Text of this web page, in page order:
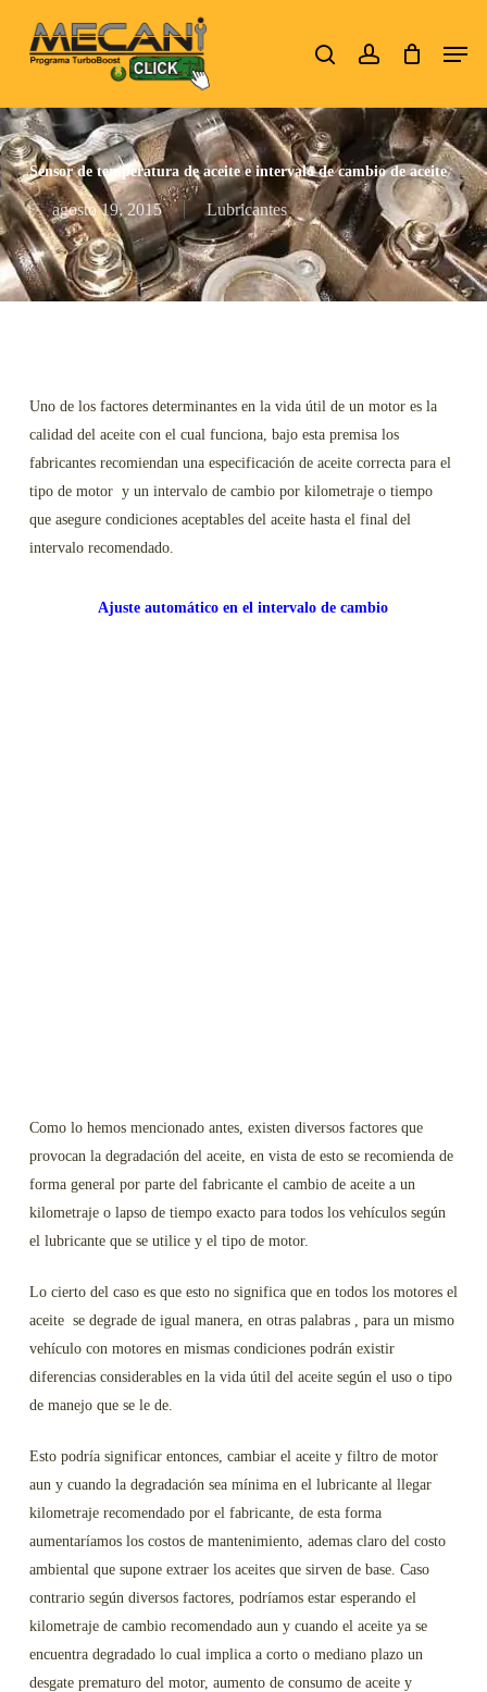
search account Menu
Sensor de temperatura de aceite e intervalo de cambio de aceite
agosto 19, 2015 Lubricantes
Uno de los factores determinantes en la vida útil de un motor es la
calidad del aceite con el cual funciona, bajo esta premisa los
fabricantes recomiendan una especificación de aceite correcta para el
tipo de motor y un intervalo de cambio por kilometraje o tiempo
que asegure condiciones aceptables del aceite hasta el final del
intervalo recomendado.
Ajuste automático en el intervalo de cambio
Como lo hemos mencionado antes, existen diversos factores que
provocan la degradación del aceite, en vista de esto se recomienda de
forma general por parte del fabricante el cambio de aceite a un
kilometraje o lapso de tiempo exacto para todos los vehículos según
el lubricante que se utilice y el tipo de motor.
Lo cierto del caso es que esto no significa que en todos los motores el
aceite se degrade de igual manera, en otras palabras , para un mismo
vehículo con motores en mismas condiciones podrán existir
diferencias considerables en la vida útil del aceite según el uso o tipo
de manejo que se le de.
Esto podría significar entonces, cambiar el aceite y filtro de motor
aun y cuando la degradación sea mínima en el lubricante al llegar
kilometraje recomendado por el fabricante, de esta forma
aumentaríamos los costos de mantenimiento, ademas claro del costo
ambiental que supone extraer los aceites que sirven de base. Caso
contrario según diversos factores, podríamos estar esperando el
kilometraje de cambio recomendado aun y cuando el aceite ya se
encuentra degradado lo cual implica a corto o mediano plazo un
desgate prematuro del motor, aumento de consumo de aceite y
Close